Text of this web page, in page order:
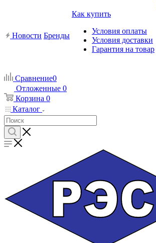
Новости Бренды
Как купить
Условия оплаты
Условия доставки
Гарантия на товар
Сравнение0
Отложенные 0
Корзина 0
Каталог